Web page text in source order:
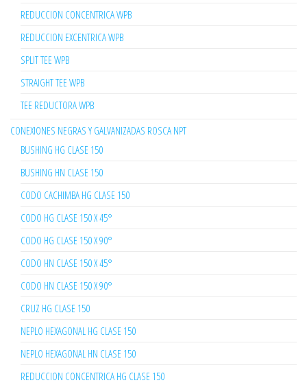
REDUCCION CONCENTRICA WPB
REDUCCION EXCENTRICA WPB
SPLIT TEE WPB
STRAIGHT TEE WPB
TEE REDUCTORA WPB
CONEXIONES NEGRAS Y GALVANIZADAS ROSCA NPT
BUSHING HG CLASE 150
BUSHING HN CLASE 150
CODO CACHIMBA HG CLASE 150
CODO HG CLASE 150 X 45°
CODO HG CLASE 150 X 90°
CODO HN CLASE 150 X 45°
CODO HN CLASE 150 X 90°
CRUZ HG CLASE 150
NEPLO HEXAGONAL HG CLASE 150
NEPLO HEXAGONAL HN CLASE 150
REDUCCION CONCENTRICA HG CLASE 150